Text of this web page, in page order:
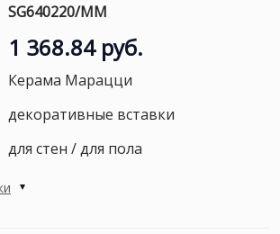
SG640220/MM
1 368.84 руб.
Керама Марацци
декоративные вставки
для стен / для пола